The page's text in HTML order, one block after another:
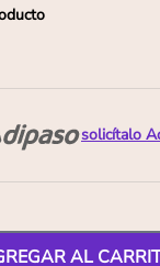
solicítalo
AL